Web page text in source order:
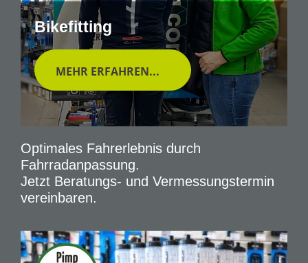
Bikefitting
MEHR ERFAHREN...
Optimales Fahrerlebnis durch
Fahrradanpassung.
Jetzt Beratungs- und Vermessungstermin
vereinbaren.